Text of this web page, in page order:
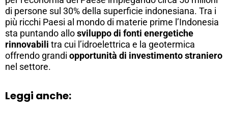
di persone sul 30% della superficie indonesiana. Tra i
più ricchi Paesi al mondo di materie prime l’Indonesia
sta puntando allosviluppo di fonti energetiche
rinnovabili tra cui l’idroelettrica e la geotermica
offrendo grandi opportunità di investimento straniero
nel settore.
Leggi anche: